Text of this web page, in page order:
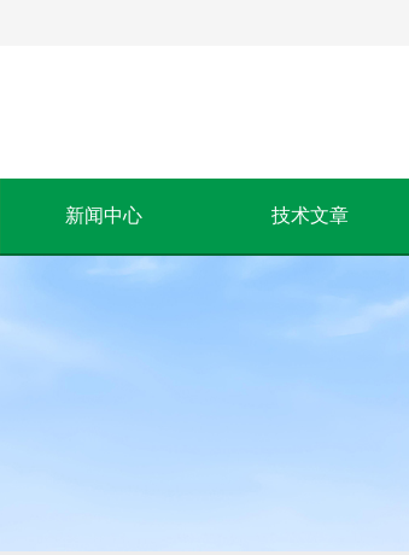
新闻中心 技术文章